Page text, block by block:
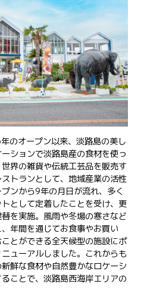
のオープン以来、淡路島の美し
ションで淡路島産の食材を使っ
界の雑貨や伝統工芸品を販売す
トランとして、地域産業の活性
ンから9年の月日が流れ、多く
として定着したことを受け、更
を実施。風雨や冬場の寒さなど
年間を通じてお食事やお買い
とができる全天候型の施設にポ
ューアルしました。これからも
鮮な食材や自然豊かなロケーシ
ことで、淡路島西海岸エリアの